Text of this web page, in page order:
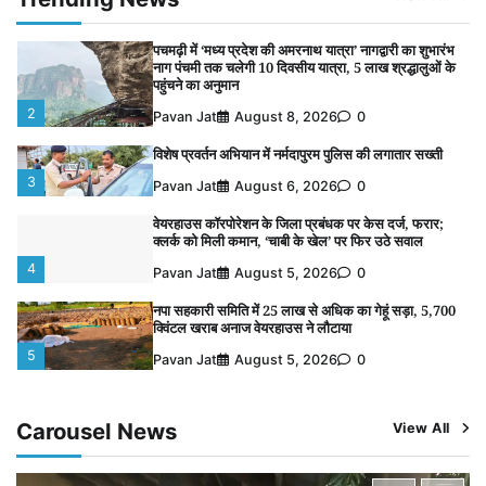
1 Pavan Jat
2
पचमढ़ी में ‘मध्य प्रदेश की अमरनाथ यात्रा’ नागद्वारी का शुभारंभ
नाग पंचमी तक चलेगी 10 दिवसीय यात्रा, 5 लाख श्रद्धालुओं के
पहुंचने का अनुमान
Pavan Jat August 8, 2026 0
3
विशेष प्रवर्तन अभियान में नर्मदापुरम पुलिस की लगातार सख्ती
Pavan Jat August 6, 2026 0
4
वेयरहाउस कॉरपोरेशन के जिला प्रबंधक पर केस दर्ज, फरार;
क्लर्क को मिली कमान, ‘चाबी के खेल’ पर फिर उठे सवाल
Pavan Jat August 5, 2026 0
5
नपा सहकारी समिति में 25 लाख से अधिक का गेहूं सड़ा, 5,700
क्विंटल खराब अनाज वेयरहाउस ने लौटाया
Pavan Jat August 5, 2026 0
1 Pavan Jat
Carousel News View All